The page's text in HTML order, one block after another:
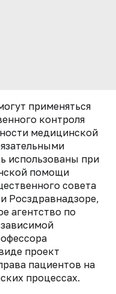
применяться
контроля
медицинской
использованы при
помощи
совета
Росздравнадзоре,
агентство по
проект
пациентов на
процессах.